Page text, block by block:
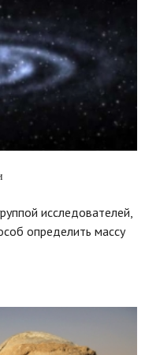
исследователей,
определить массу